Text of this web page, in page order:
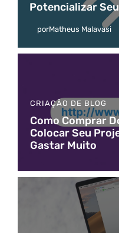
Potencializar
porMatheus Malavasi
CRIAÇÃO DE BLOG
Como Comprar
Colocar Seu
Gastar Muito